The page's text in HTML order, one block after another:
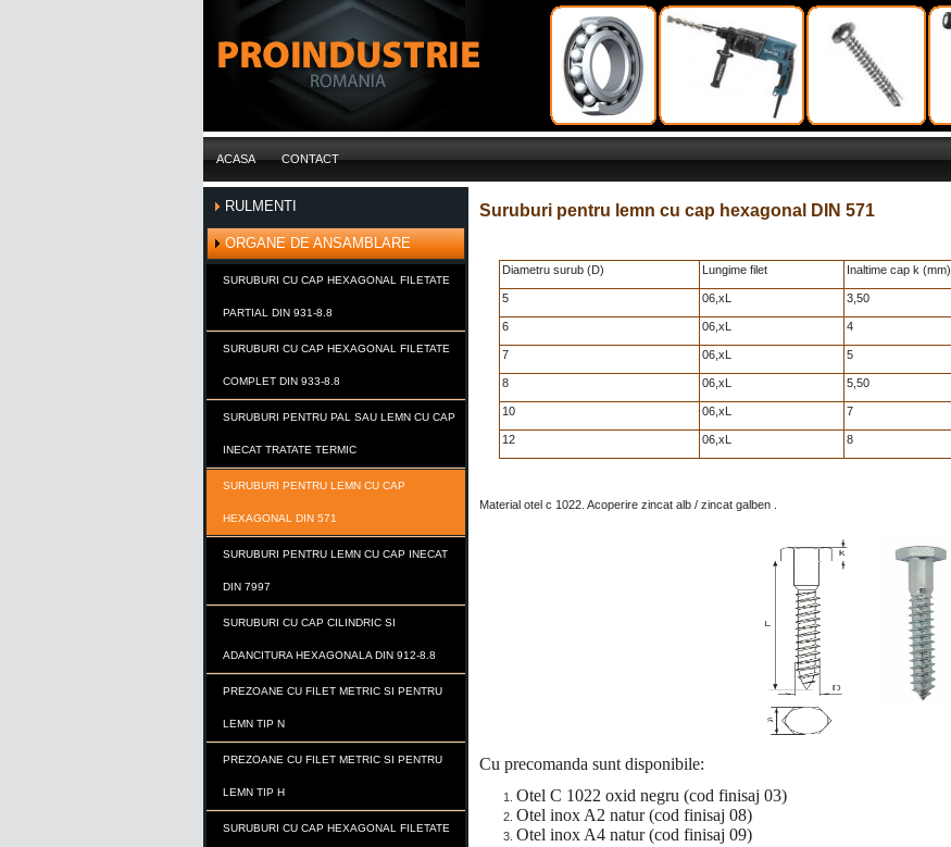
ACASA CONTACT
RULMENTI
ORGANE DE ANSAMBLARE
SURUBURI CU CAP HEXAGONAL FILETATE
PARTIAL DIN 931-8.8
SURUBURI CU CAP HEXAGONAL FILETATE
COMPLET DIN 933-8.8
SURUBURI PENTRU PAL SAU LEMN CU CAP
INECAT TRATATE TERMIC
SURUBURI PENTRU LEMN CU CAP
HEXAGONAL DIN 571
SURUBURI PENTRU LEMN CU CAP INECAT
DIN 7997
SURUBURI CU CAP CILINDRIC SI
ADANCITURA HEXAGONALA DIN 912-8.8
PREZOANE CU FILET METRIC SI PENTRU
LEMN TIP N
PREZOANE CU FILET METRIC SI PENTRU
LEMN TIP H
SURUBURI CU CAP HEXAGONAL FILETATE
Suruburi pentru lemn cu cap hexagonal DIN 571
Diametru surub (D) Lungime filet Inaltime cap k (mm)
5 06,xL 3,50
6 06,xL 4
7 06,xL 5
8 06,xL 5,50
10 06,xL 7
12 06,xL 8
Material otel c 1022. Acoperire zincat alb / zincat galben .
Cu precomanda sunt disponibile:
Otel C 1022 oxid negru (cod finisaj 03)
Otel inox A2 natur (cod finisaj 08)
Otel inox A4 natur (cod finisaj 09)